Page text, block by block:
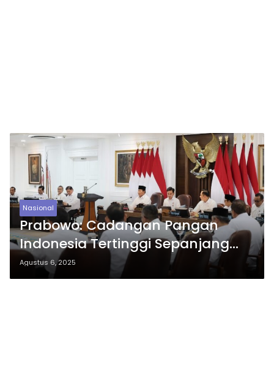
Nasional
Prabowo: Cadangan Pangan
Indonesia Tertinggi Sepanjang
Sejarah
Agustus 6, 2025